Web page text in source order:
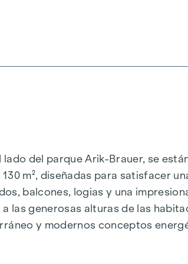
del parque Arik-Brauer, se
m², diseñadas para satisfacer
balcones, logias y una
las generosas alturas de las
y modernos conceptos